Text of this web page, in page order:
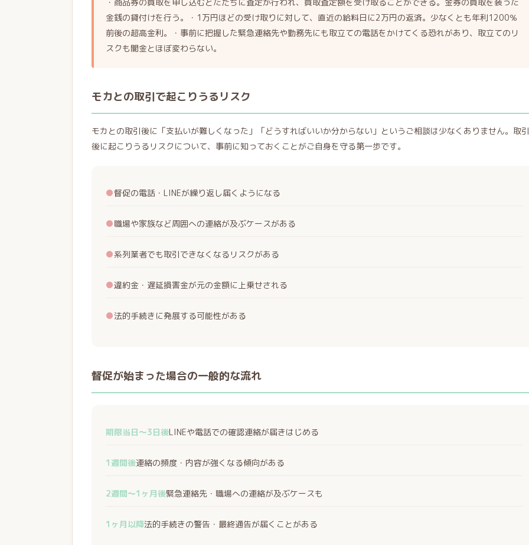
金銭の貸付けを行う。・1万円ほどの受け取りに対して、直近の給料日に2万円の返済。少なくとも年利1200％
前後の超高金利。・事前に把握した緊急連絡先や勤務先にも取立ての電話をかけてくる恐れがあり、取立てのリ
スクも闇金とほぼ変わらない。
モカとの取引で起こりうるリスク
モカとの取引後に「支払いが難しくなった」「どうすればいいか分からない」というご相談は少なくありません。取引
後に起こりうるリスクについて、事前に知っておくことがご自身を守る第一歩です。
●督促の電話・LINEが繰り返し届くようになる
●職場や家族など周囲への連絡が及ぶケースがある
●系列業者でも取引できなくなるリスクがある
●違約金・遅延損害金が元の金額に上乗せされる
●法的手続きに発展する可能性がある
督促が始まった場合の一般的な流れ
期限当日〜3日後LINEや電話での確認連絡が届きはじめる
1週間後連絡の頻度・内容が強くなる傾向がある
2週間〜1ヶ月後緊急連絡先・職場への連絡が及ぶケースも
1ヶ月以降法的手続きの警告・最終通告が届くことがある